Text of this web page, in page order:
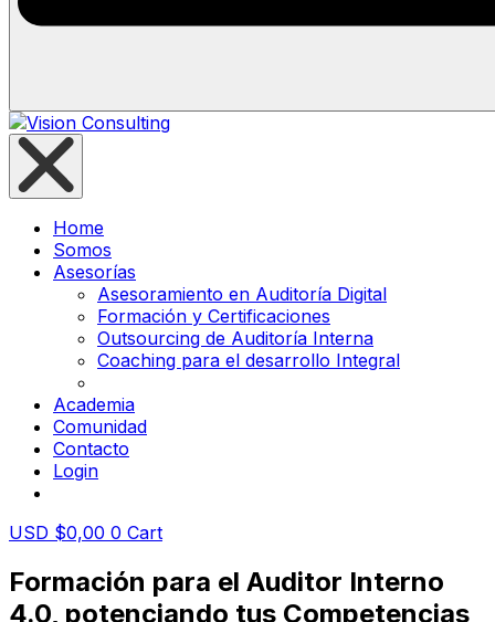
Home
Somos
Asesorías
Asesoramiento en Auditoría Digital
Formación y Certificaciones
Outsourcing de Auditoría Interna
Coaching para el desarrollo Integral
Academia
Comunidad
Contacto
Login
USD $0,00 0 Cart
Formación para el Auditor Interno
4.0, potenciando tus Competencias